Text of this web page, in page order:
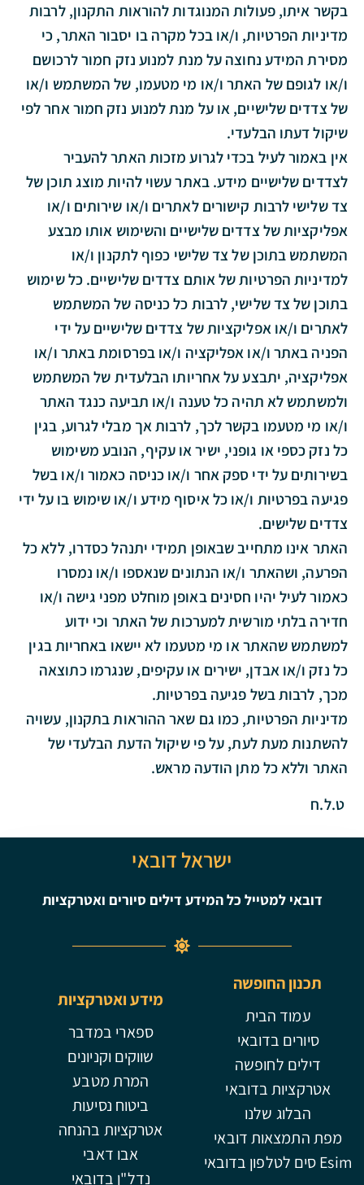
בקשר איתו, פעולות המנוגדות להוראות התקנון, לרבות
מדיניות הפרטיות, ו/או בכל מקרה בו יסבור האתר, כי
מסירת המידע נחוצה על מנת למנוע נזק חמור לרכושם
ו/או לגופם של האתר ו/או מי מטעמו, של המשתמש ו/או
של צדדים שלישיים, או על מנת למנוע נזק חמור אחר לפי
שיקול דעתו הבלעדי.
אין באמור לעיל בכדי לגרוע מזכות האתר להעביר
לצדדים שלישיים מידע. באתר עשוי להיות מוצג תוכן של
צד שלישי לרבות קישורים לאתרים ו/או שירותים ו/או
אפליקציות של צדדים שלישיים והשימוש אותו מבצע
המשתמש בתוכן של צד שלישי כפוף לתקנון ו/או
למדיניות הפרטיות של אותם צדדים שלישיים. כל שימוש
בתוכן של צד שלישי, לרבות כל כניסה של המשתמש
לאתרים ו/או אפליקציות של צדדים שלישיים על ידי
הפניה באתר ו/או אפליקציה ו/או בפרסומת באתר ו/או
אפליקציה, יתבצע על אחריותו הבלעדית של המשתמש
ולמשתמש לא תהיה כל טענה ו/או תביעה כנגד האתר
ו/או מי מטעמו בקשר לכך, לרבות אך מבלי לגרוע, בגין
כל נזק כספי או גופני, ישיר או עקיף, הנובע משימוש
בשירותים על ידי ספק אחר ו/או כניסה כאמור ו/או בשל
פגיעה בפרטיות ו/או כל איסוף מידע ו/או שימוש בו על ידי
צדדים שלישים.
האתר אינו מתחייב שבאופן תמידי יתנהל כסדרו, ללא כל
הפרעה, ושהאתר ו/או הנתונים שנאספו ו/או נמסרו
כאמור לעיל יהיו חסינים באופן מוחלט מפני גישה ו/או
חדירה בלתי מורשית למערכות של האתר וכי ידוע
למשתמש שהאתר או מי מטעמו לא יישאו באחריות בגין
כל נזק ו/או אבדן, ישירים או עקיפים, שנגרמו כתוצאה
מכך, לרבות בשל פגיעה בפרטיות.
מדיניות הפרטיות, כמו גם שאר ההוראות בתקנון, עשויה
להשתנות מעת לעת, על פי שיקול הדעת הבלעדי של
האתר וללא כל מתן הודעה מראש.
ט.ל.ח
ישראל דובאי
דובאי למטייל כל המידע דילים סיורים ואטרקציות
תכנון החופשה
עמוד הבית
סיורים בדובאי
דילים לחופשה
אטרקציות בדובאי
הבלוג שלנו
מפת התמצאות דובאי
Esim סים לטלפון בדובאי
מידע ואטרקציות
ספארי במדבר
שווקים וקניונים
המרת מטבע
ביטוח נסיעות
אטרקציות בהנחה
אבו דאבי
נדל"ן בדובאי